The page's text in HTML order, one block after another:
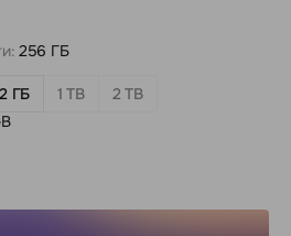
256 ГБ
ГБ 1 TB
2 TB